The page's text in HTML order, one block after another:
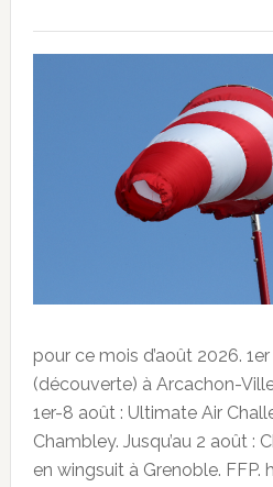
pour ce mois d’août 2026.
(découverte) à Arcachon-
1er-8 août : Ultimate Air
Chambley. Jusqu’au 2 août :
en wingsuit à Grenoble.